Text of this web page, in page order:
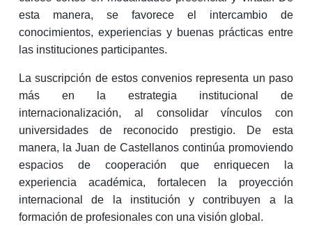
esta manera, se favorece el intercambio de
conocimientos, experiencias y buenas prácticas entre
las instituciones participantes.
La suscripción de estos convenios representa un paso
más en la estrategia institucional de
internacionalización, al consolidar vínculos con
universidades de reconocido prestigio. De esta
manera, la Juan de Castellanos continúa promoviendo
espacios de cooperación que enriquecen la
experiencia académica, fortalecen la proyección
internacional de la institución y contribuyen a la
formación de profesionales con una visión global.